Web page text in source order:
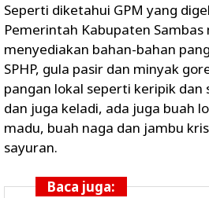
Seperti diketahui GPM yang
Pemerintah Kabupaten
menyediakan bahan-bahan
SPHP, gula pasir dan minyak
pangan lokal seperti keripik dan
dan juga keladi, ada juga buah
madu, buah naga dan jambu
sayuran.
Baca juga: